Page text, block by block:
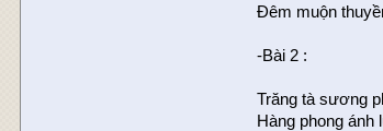
Đêm muộn
-Bài 2 :
Trăng tà sương
Hàng phong ánh